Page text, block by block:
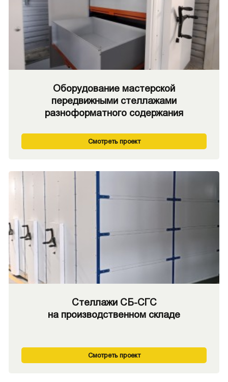
Оборудование мастерской
передвижными стеллажами
разноформатного содержания
Смотреть проект
Стеллажи СБ-СГС
на производственном складе
Смотреть проект